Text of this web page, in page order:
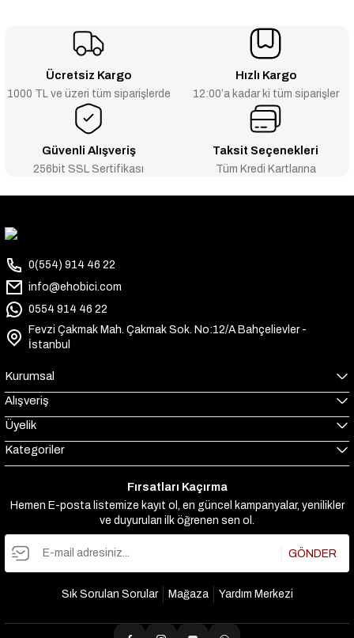
Ücretsiz Kargo
1000 TL ve üzeri tüm siparişlerde
Hızlı Kargo
12:00’a kadar ki tüm siparişler
Güvenli Alışveriş
256bit SSL Sertifikası
Taksit Seçenekleri
Tüm Kredi Kartlarına
0(554) 914 46 22
info@ehobici.com
0554 914 46 22
Fevzi Çakmak Mah. Çakmak Sok. No:12/A Bahçelievler -
İstanbul
Kurumsal
Alışveriş
Üyelik
Kategoriler
Fırsatları Kaçırma
Hemen E-posta listemize kayıt ol, en güncel kampanyalar, yenilikler
ve duyuruları ilk öğrenen sen ol.
GÖNDER
Sık Sorulan Sorular Mağaza Yardım Merkezi